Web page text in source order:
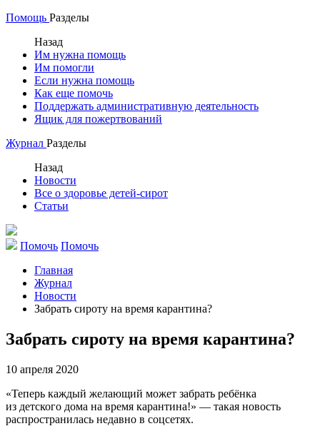
Помощь Разделы
Назад
Им нужна помощь
Им помогли
Если нужна помощь
Как еще помочь
Поддержать административную деятельность
Ящик для пожертвований
Журнал Разделы
Назад
Новости
Все о здоровье детей-сирот
Статьи
Помочь Помочь
Главная
Журнал
Новости
Забрать сироту на время карантина?
Забрать сироту на время карантина?
10 апреля 2020
«Теперь каждый желающий может забрать ребёнка
из детского дома на время карантина!» — такая новость
распространилась недавно в соцсетях.